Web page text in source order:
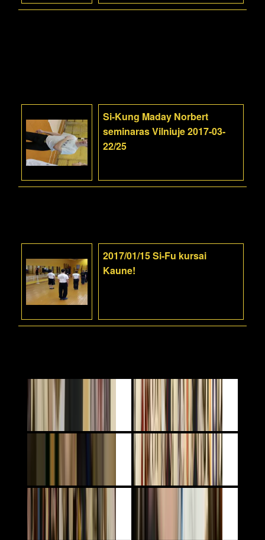
Si-Kung Maday Norbert
seminaras Vilniuje 2017-03-
22/25
2017/01/15 Si-Fu kursai
Kaune!